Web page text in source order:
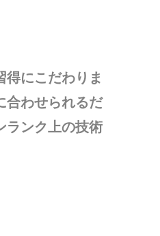
得にこだわりま
合わせられるだ
ランク上の技術